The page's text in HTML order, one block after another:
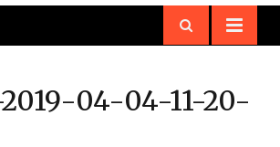
04-04-11-20-